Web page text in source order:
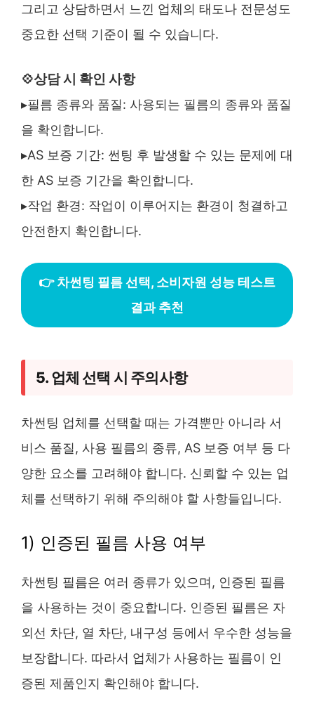
그리고 상담하면서 느낀 업체의 태도나 전문성도
중요한 선택 기준이 될 수 있습니다.
💠상담 시 확인 사항
▸필름 종류와 품질: 사용되는 필름의 종류와 품질
을 확인합니다.
▸AS 보증 기간: 썬팅 후 발생할 수 있는 문제에 대
한 AS 보증 기간을 확인합니다.
▸작업 환경: 작업이 이루어지는 환경이 청결하고
안전한지 확인합니다.
👉 차썬팅 필름 선택, 소비자원 성능 테스트
결과 추천
5. 업체 선택 시 주의사항
차썬팅 업체를 선택할 때는 가격뿐만 아니라 서
비스 품질, 사용 필름의 종류, AS 보증 여부 등 다
양한 요소를 고려해야 합니다. 신뢰할 수 있는 업
체를 선택하기 위해 주의해야 할 사항들입니다.
1) 인증된 필름 사용 여부
차썬팅 필름은 여러 종류가 있으며, 인증된 필름
을 사용하는 것이 중요합니다. 인증된 필름은 자
외선 차단, 열 차단, 내구성 등에서 우수한 성능을
보장합니다. 따라서 업체가 사용하는 필름이 인
증된 제품인지 확인해야 합니다.